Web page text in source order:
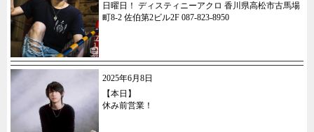
日曜日！ ディスティニーアクロ 香川県高松市古馬場
町8-2 佐伯第2ビル2F 087-823-8950
2025年6月8日
【本日】
休み前営業！